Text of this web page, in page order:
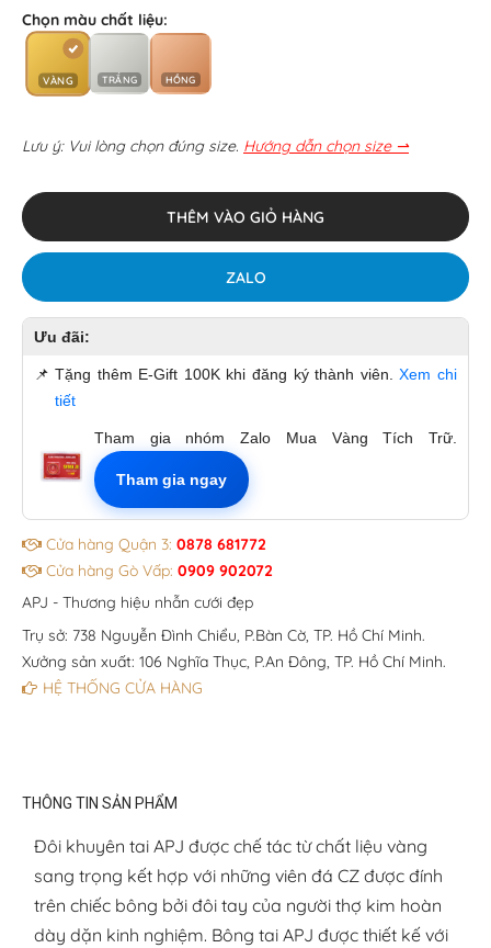
Chọn màu chất liệu:
VÀNG TRẮNG HỒNG
Lưu ý: Vui lòng chọn đúng size. Hướng dẫn chọn size ⇀
THÊM VÀO GIỎ HÀNG
ZALO
Ưu đãi:
📌 Tặng thêm E-Gift 100K khi đăng ký thành viên.Xem chi
tiết
Tham gia nhóm Zalo Mua Vàng Tích Trữ.
Tham gia ngay
Cửa hàng Quận 3: 0878 681772
Cửa hàng Gò Vấp: 0909 902072
APJ - Thương hiệu nhẫn cưới đẹp
Trụ sở: 738 Nguyễn Đình Chiểu, P.Bàn Cờ, TP. Hồ Chí Minh.
Xưởng sản xuất: 106 Nghĩa Thục, P.An Đông, TP. Hồ Chí Minh.
HỆ THỐNG CỬA HÀNG
THÔNG TIN SẢN PHẨM
Đôi khuyên tai APJ được chế tác từ chất liệu vàng
sang trọng kết hợp với những viên đá CZ được đính
trên chiếc bông bởi đôi tay của người thợ kim hoàn
dày dặn kinh nghiệm. Bông tai APJ được thiết kế với